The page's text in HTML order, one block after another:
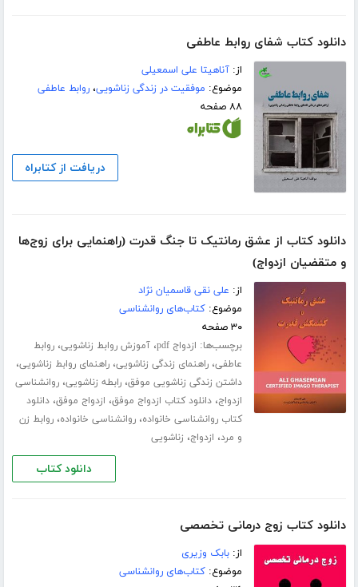
دانلود کتاب شفای روابط عاطفی
از:آناهیتا علی اسمعیلی
موضوع: موفقیت در زندگی زناشویی،روابط عاطفی
۸۸ صفحه
دریافت از کتابراه
دانلود کتاب از عشق رمانتیک تا جنگ قدرت (راهنمایی برای زوج‌ها
و متقضیان ازدواج)
از: علی نقی قاسمیان نژاد
موضوع:کتاب‌های روانشناسی
۳۰ صفحه
برچسب‌ها: ازدواج pdf ،آموزش روابط زناشویی،روابط
عاطفی،راهنمای زندگی زناشویی،راهنمای روابط زناشویی،
داشتن زندگی زناشویی موفق،رابطه زناشویی،روانشناسی
ازدواج،دانلود کتاب ازدواج موفق، ازدواج موفق،دانلود
کتاب روانشناسی خانواده،روانشناسی خانواده،روابط زن
و مرد، ازدواج، زناشویی
دانلود کتاب
دانلود کتاب زوج درمانی تخصصی
از:بابک وزیری
موضوع:کتاب‌های روانشناسی